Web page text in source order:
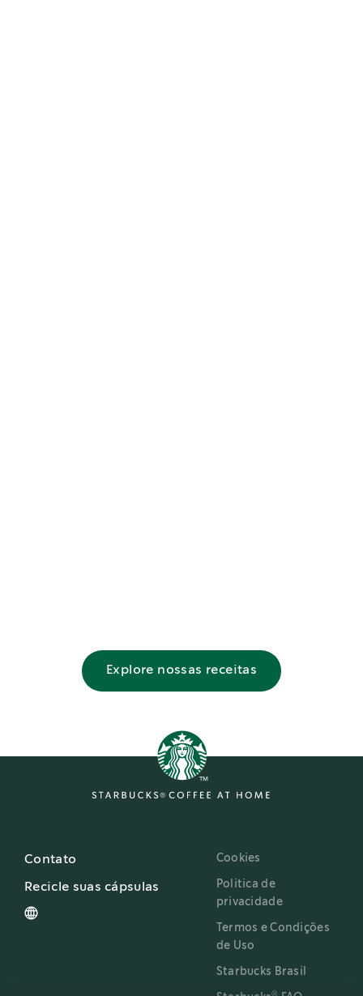
Explore nossas receitas
Contato
Recicle suas cápsulas
Cookies
Politica de
privacidade
Termos e Condições
de Uso
Starbucks Brasil